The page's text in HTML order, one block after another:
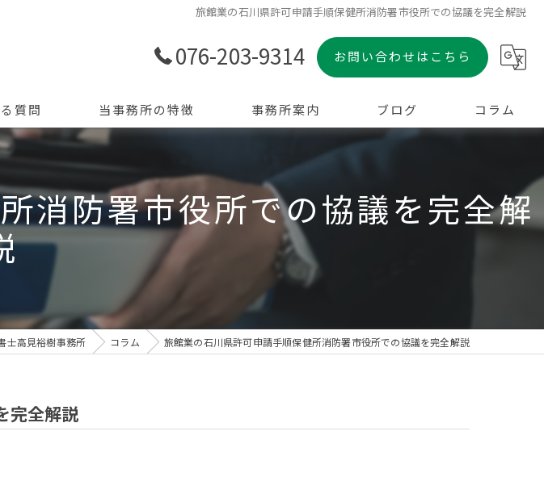
旅館業の石川県許可申請手順保健所消防署市役所での協議を完全解説
076-203-9314 お問い合わせはこちら
質問 当事務所の特徴
許認可申請
創業支援
会計記帳
事務所案内 ブログ コラム
消防署市役所での協議を完全解
士高見裕樹事務所 コラム 旅館業の石川県許可申請手順保健所消防署市役所での協議を完全解説
完全解説